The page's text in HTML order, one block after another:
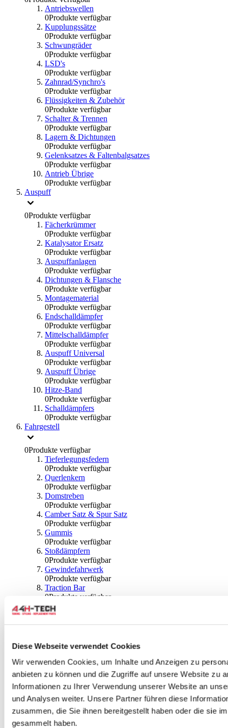
Diese Webseite verwendet Cookies
Wir verwenden Cookies, um Inhalte und Anzeigen zu
anbieten zu können und die Zugriffe auf unsere Website zu
Informationen zu Ihrer Verwendung unserer Website an
und Analysen weiter. Unsere Partner führen diese
zusammen, die Sie ihnen bereitgestellt haben oder die sie
gesammelt haben.
Antriebswellen
0Produkte verfügbar
Kupplungssätze
0Produkte verfügbar
Schwungräder
0Produkte verfügbar
LSD's
0Produkte verfügbar
Zahnrad/Synchro's
0Produkte verfügbar
Flüssigkeiten & Zubehör
0Produkte verfügbar
Schalter & Trennen
0Produkte verfügbar
Lagern & Dichtungen
0Produkte verfügbar
Gelenksatzes & Faltenbalgsatzes
0Produkte verfügbar
Antrieb Übrige
0Produkte verfügbar
Auspuff
0Produkte verfügbar
Fächerkrümmer
0Produkte verfügbar
Katalysator Ersatz
0Produkte verfügbar
Auspuffanlagen
0Produkte verfügbar
Dichtungen & Flansche
0Produkte verfügbar
Montagematerial
0Produkte verfügbar
Endschalldämpfer
0Produkte verfügbar
Mittelschalldämpfer
0Produkte verfügbar
Auspuff Universal
0Produkte verfügbar
Auspuff Übrige
0Produkte verfügbar
Hitze-Band
0Produkte verfügbar
Schalldämpfers
0Produkte verfügbar
Fahrgestell
0Produkte verfügbar
Tieferlegungsfedern
0Produkte verfügbar
Querlenkern
0Produkte verfügbar
Domstreben
0Produkte verfügbar
Camber Satz & Spur Satz
0Produkte verfügbar
Gummis
0Produkte verfügbar
Stoßdämpfern
0Produkte verfügbar
Gewindefahrwerk
0Produkte verfügbar
Traction Bar
0Produkte verfügbar
Stabilisator & Zubehör
0Produkte verfügbar
Kugeln & Abdeckungen
Radlagern & Naben
0Produkte verfügbar
Räder und Zubehör
0Produkte verfügbar
Spurverbreiterungen
0Produkte verfügbar
Radmuttern
0Produkte verfügbar